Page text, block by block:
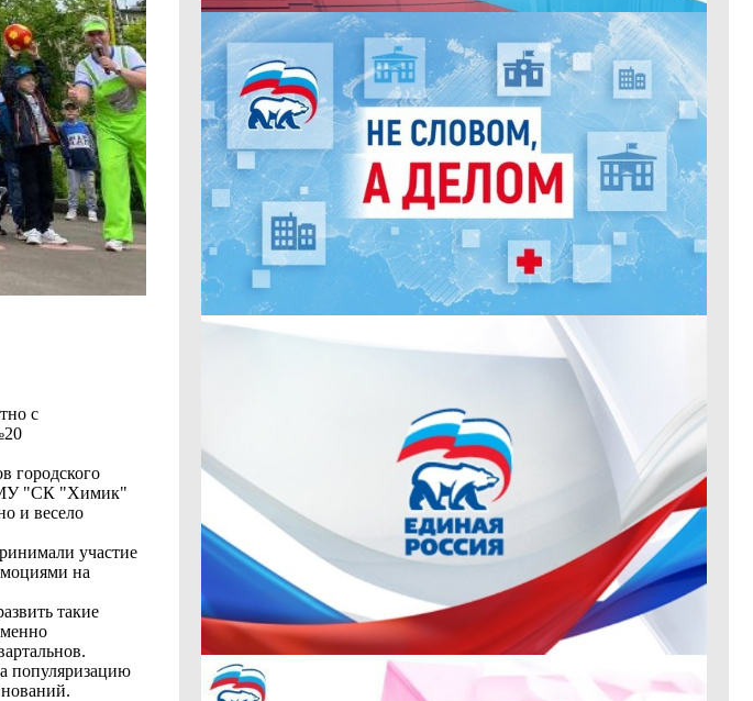
с
городского
МУ "СК "Химик"
и весело
участие
на
такие
популяризацию